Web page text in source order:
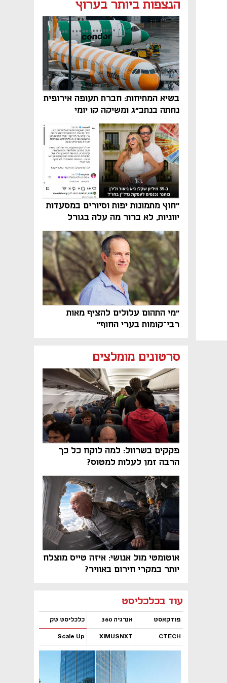
הנצפות ביותר בערוץ
בשיא המתיחות: חברת תעופה אירופית
נחתה בנתב"ג ומשיקה קו יומי
"חוץ מתמונות יפות וסיורים במסעדות
יווניות, לא ברור מה עלה בגורל
פרויקט הנדל"ן"
"מי התהום עלולים להציף מאות
רבי־קומות בערי החוף"
סרטונים מומלצים
פקקים בשרוול: למה לוקח כל כך
הרבה זמן לעלות למטוס?
אוטומטי מול אנושי: איזה טייס מוצלח
יותר במקרי חירום באוויר?
עוד בכלכליסט
פודקאסט אנרגיה 360 כלכליסט טק
CTECH
XIMUSNXT
Scale Up
נפתח בכרטיסייה חדשה
נפתח בכרטיסייה חדשה